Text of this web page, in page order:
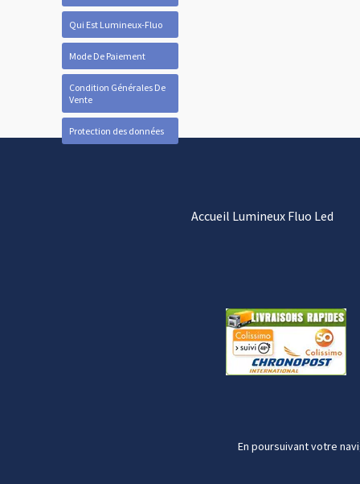
Qui Est Lumineux-Fluo
Mode De Paiement
Condition Générales De
Vente
Protection des données
Accueil Lumineux Fluo Led
En poursuivant votre